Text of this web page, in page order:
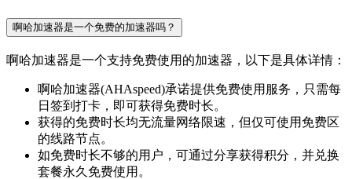
啊哈加速器是一个免费的加速器吗？
啊哈加速器是一个支持免费使用的加速器，以下是具体详情：
啊哈加速器(AHAspeed)承诺提供免费使用服务，只需每
日签到打卡，即可获得免费时长。
获得的免费时长均无流量网络限速，但仅可使用免费区
的线路节点。
如免费时长不够的用户，可通过分享获得积分，并兑换
套餐永久免费使用。